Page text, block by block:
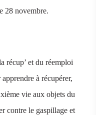
28 novembre.
récup’ et du réemploi
à récupérer,
vie aux objets du
contre le gaspillage et